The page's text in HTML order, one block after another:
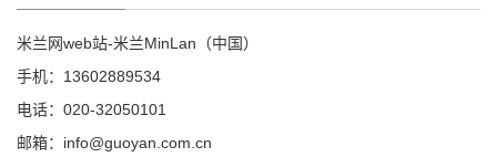
米兰网web站-米兰MinLan（中国）
手机：13602889534
电话：020-32050101
邮箱：info@guoyan.com.cn